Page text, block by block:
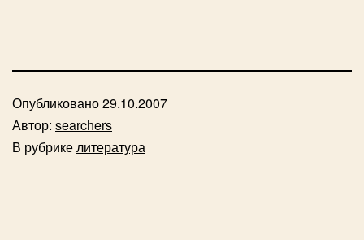
Опубликовано29.10.2007
Автор: searchers
В рубрике литература